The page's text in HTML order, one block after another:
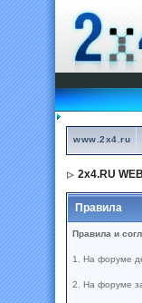
www.2x4.ru
2x4.RU
Правила
Правила и
1. На форуме
2. На форуме